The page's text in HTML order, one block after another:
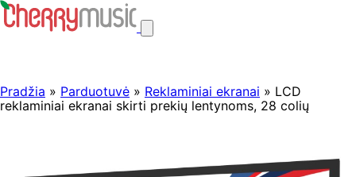
Pradžia » Parduotuvė » Reklaminiai ekranai » LCD
reklaminiai ekranai skirti prekių lentynoms, 28 colių